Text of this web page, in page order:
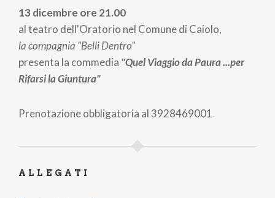
13 dicembre ore 21.00
al teatro dell'Oratorio nel Comune di Caiolo,
la compagnia "Belli Dentro"
presenta la commedia "Quel Viaggio da Paura ...per
Rifarsi la Giuntura"
Prenotazione obbligatoria al 3928469001
ALLEGATI